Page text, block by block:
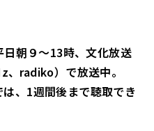
日朝９～13時、文化放送
、radiko）で放送中。
、1週間後まで聴取でき